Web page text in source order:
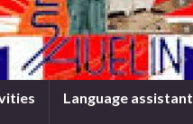
Language assistant